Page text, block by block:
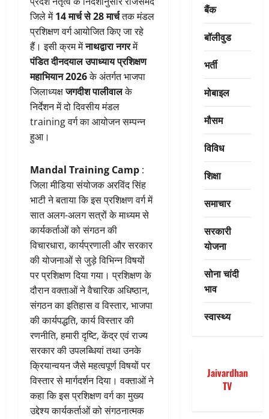
जिले में14 मार्च से 28 मार्चतक मंडल
प्रशिक्षण वर्ग आयोजित किए जा रहे
हैं। इसी क्रम मेंनाथद्वारा नगरमें
पंडित दीनदयाल उपाध्याय प्रशिक्षण
महाभियान 2026के अंतर्गत भाजपा
जिलाध्यक्षजगदीश पालीवालके
निर्देशन में दो दिवसीय मंडल
training वर्ग का आयोजन सम्पन्न
हुआ।
Mandal Training Camp :
जिला मीडिया संयोजक अरविंद सिंह
भाटी ने बताया कि इस प्रशिक्षण वर्ग में
सात अलग-अलग सत्रों के माध्यम से
कार्यकर्ताओं को संगठन की
विचारधारा, कार्यप्रणाली और सरकार
की योजनाओं से जुड़े विभिन्न विषयों
पर प्रशिक्षण दिया गया। प्रशिक्षण के
दौरान वक्ताओं ने वैचारिक अधिष्ठान,
संगठन का इतिहास व विस्तार, भाजपा
की कार्यपद्धति, कार्य विस्तार की
रणनीति, हमारी दृष्टि, केंद्र एवं राज्य
सरकार की उपलब्धियां तथा उनके
क्रियान्वयन जैसे महत्वपूर्ण विषयों पर
विस्तार से मार्गदर्शन दिया। वक्ताओं ने
कहा कि इस प्रशिक्षण वर्ग का मुख्य
उद्देश्य कार्यकर्ताओं को संगठनात्मक
बैंक
बॉलीवुड
भर्ती
मोबाइल
मौसम
विविध
शिक्षा
समाचार
सरकारी
योजना
सोना चांदी
भाव
स्वास्थ्य
Jaivardhan
TV